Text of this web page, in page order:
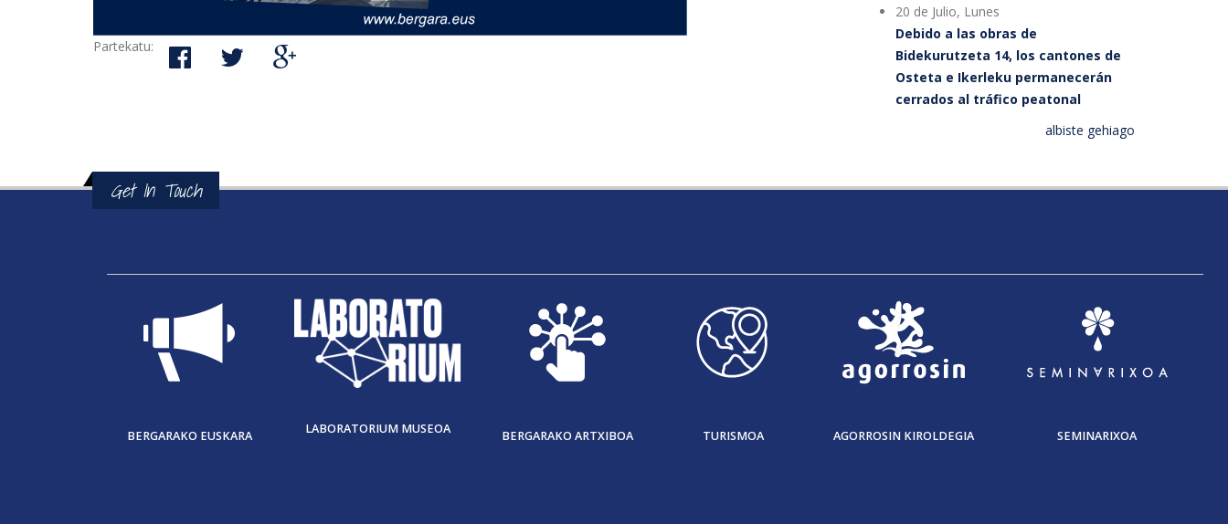
Partekatu:
20 de Julio, Lunes
Debido a las obras de
Bidekurutzeta 14, los cantones de
Osteta e Ikerleku permanecerán
cerrados al tráfico peatonal
albiste gehiago
Get In Touch
BERGARAKO EUSKARA LABORATORIUM MUSEOA BERGARAKO ARTXIBOA TURISMOA AGORROSIN KIROLDEGIA SEMINARIXOA